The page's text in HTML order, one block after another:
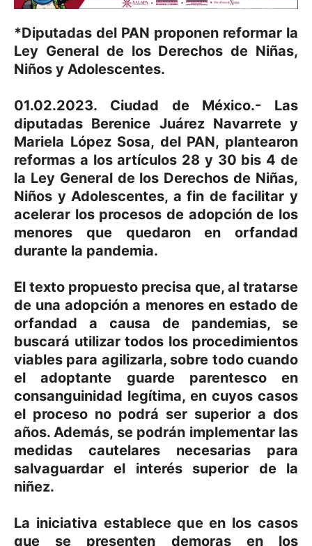
*Diputadas del PAN proponen reformar la
Ley General de los Derechos de Niñas,
Niños y Adolescentes.
01.02.2023. Ciudad de México.- Las
diputadas Berenice Juárez Navarrete y
Mariela López Sosa, del PAN, plantearon
reformas a los artículos 28 y 30 bis 4 de
la Ley General de los Derechos de Niñas,
Niños y Adolescentes, a fin de facilitar y
acelerar los procesos de adopción de los
menores que quedaron en orfandad
durante la pandemia.
El texto propuesto precisa que, al tratarse
de una adopción a menores en estado de
orfandad a causa de pandemias, se
buscará utilizar todos los procedimientos
viables para agilizarla, sobre todo cuando
el adoptante guarde parentesco en
consanguinidad legítima, en cuyos casos
el proceso no podrá ser superior a dos
años. Además, se podrán implementar las
medidas cautelares necesarias para
salvaguardar el interés superior de la
niñez.
La iniciativa establece que en los casos
que se presenten demoras en los